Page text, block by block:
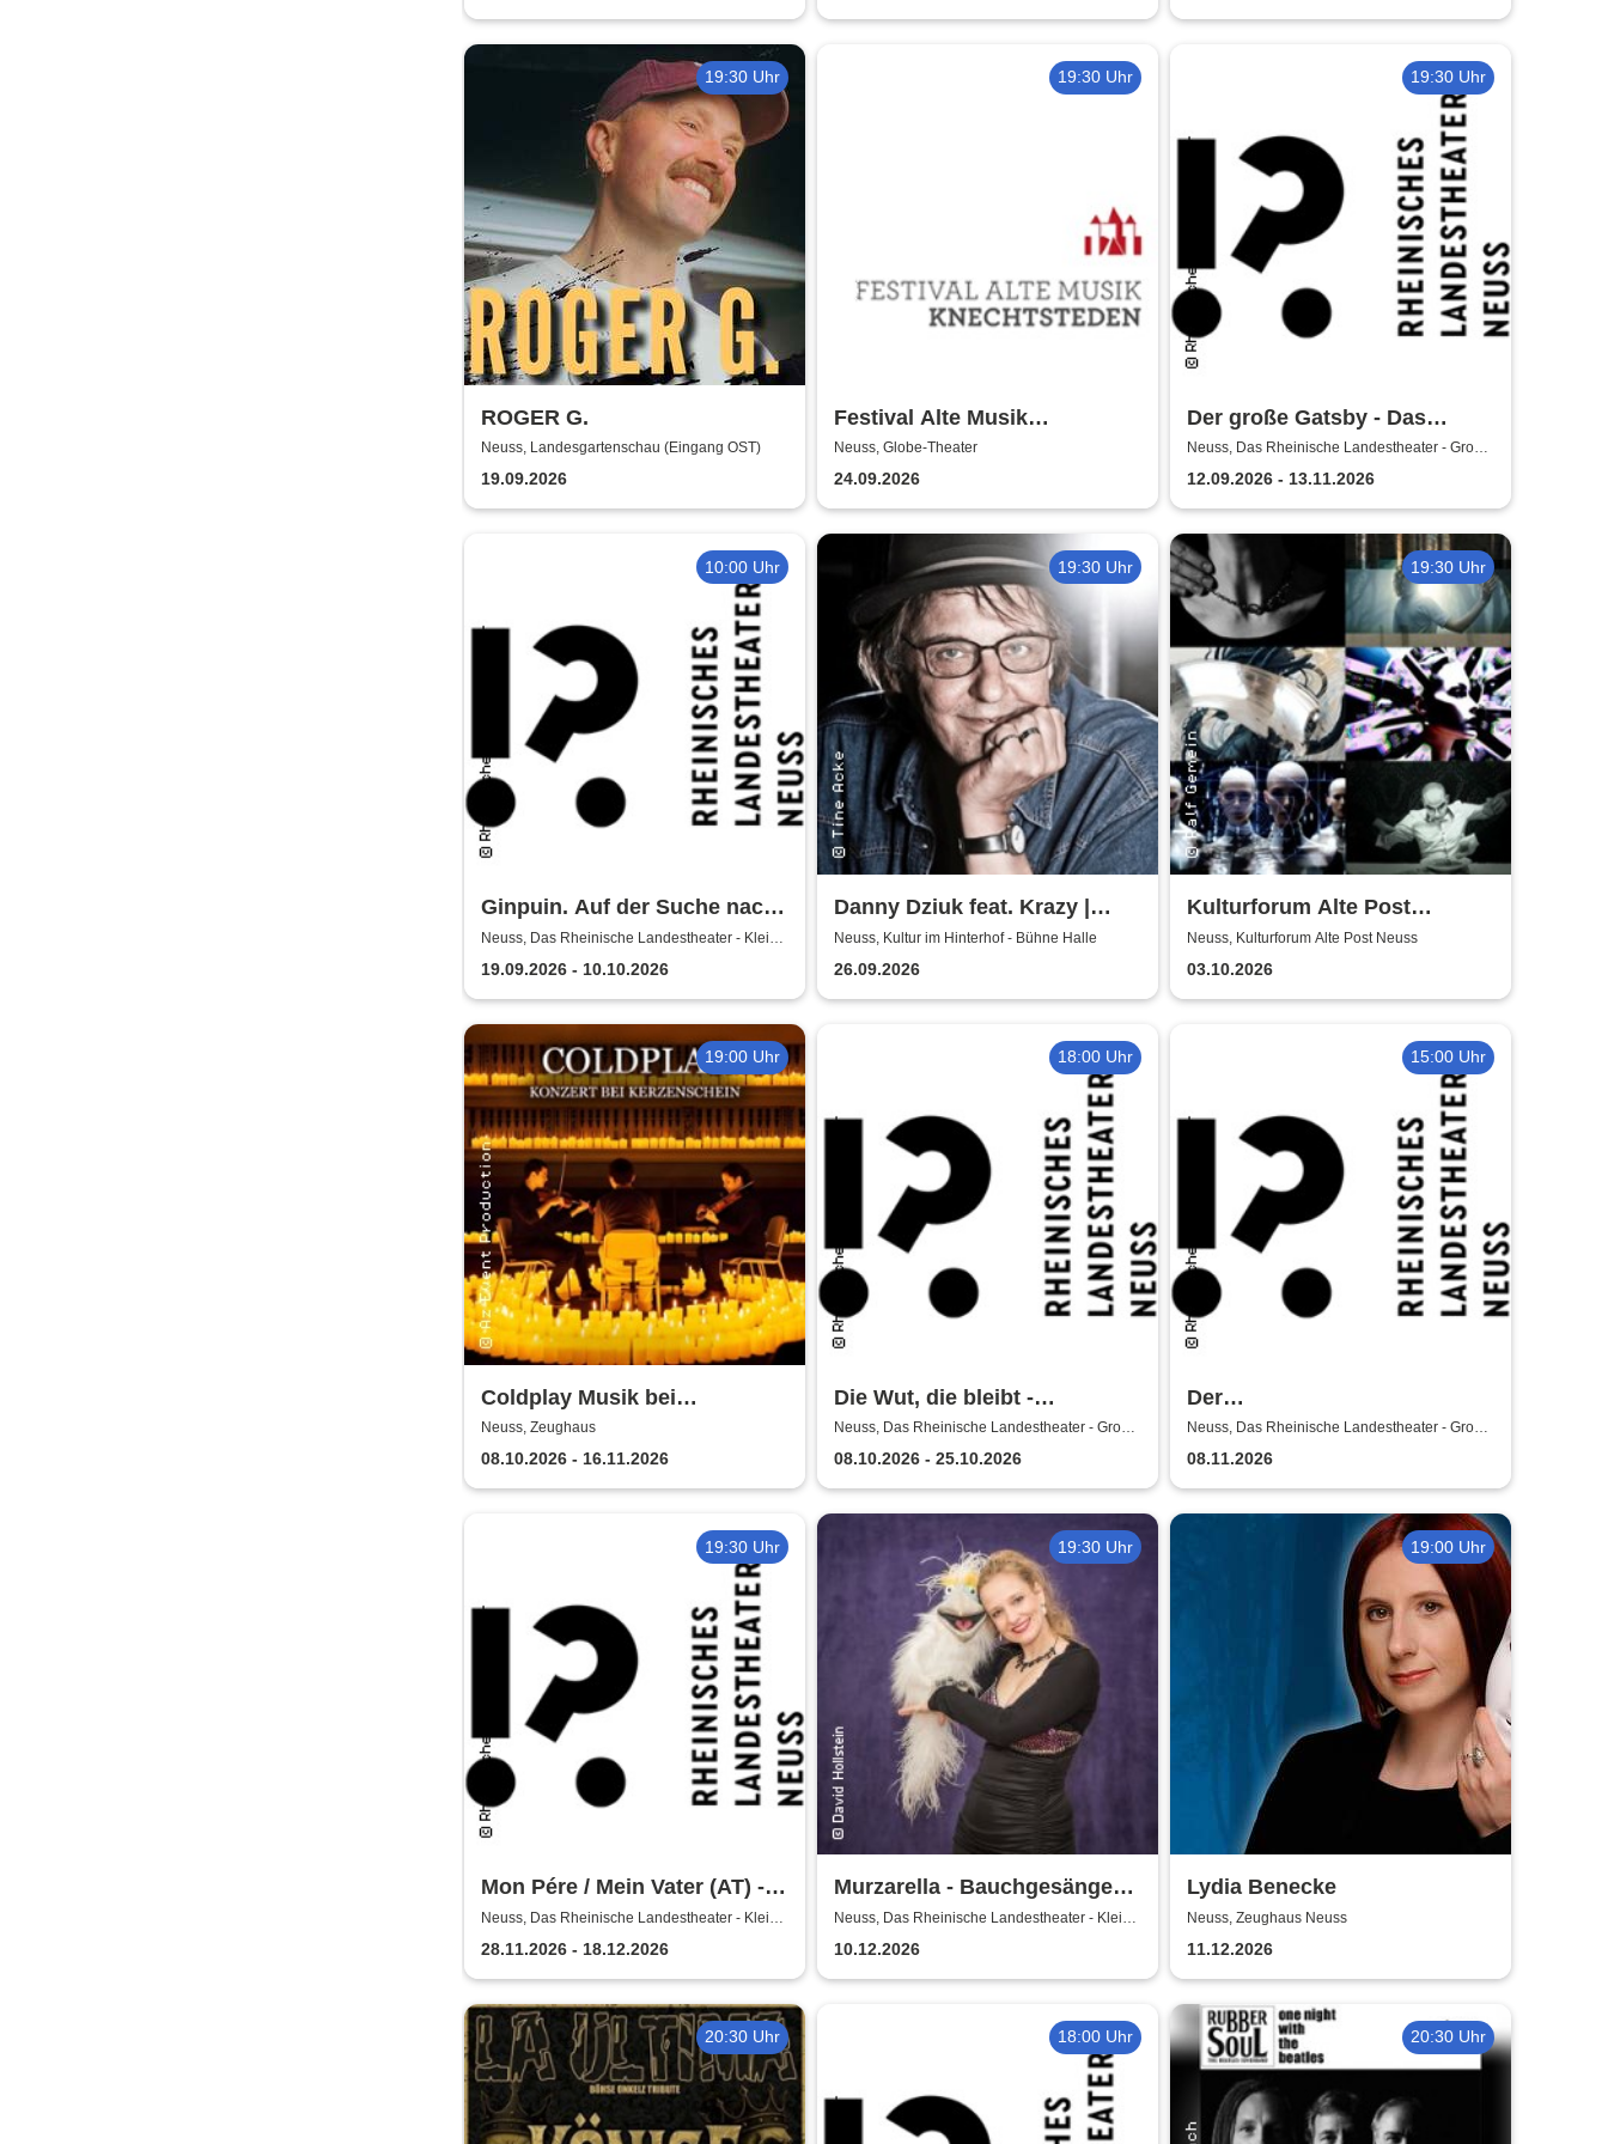
19:30 Uhr
ROGER G.
Neuss, Landesgartenschau (Eingang OST)
19.09.2026
19:30 Uhr
Festival Alte Musik
Knechtsteden
Neuss, Globe-Theater
24.09.2026
19:30 Uhr
Der große Gatsby - Das
Rheinische Landestheater
Neuss
Neuss, Das Rheinische Landestheater - Große
Bühne
12.09.2026 - 13.11.2026
10:00 Uhr
Ginpuin. Auf der Suche nach
dem großen Glück - Das
Rheinische Landestheater
Neuss
Neuss, Das Rheinische Landestheater - Kleine
19.09.2026 - 10.10.2026
19:30 Uhr
Danny Dziuk feat. Krazy |
Kultur im Hinterhof
Neuss, Kultur im Hinterhof - Bühne Halle
26.09.2026
19:30 Uhr
Kulturforum Alte Post
presents: Layers Respond
Neuss, Kulturforum Alte Post Neuss
03.10.2026
19:00 Uhr
Coldplay Musik bei
Kerzenschein
Neuss, Zeughaus
08.10.2026 - 16.11.2026
18:00 Uhr
Die Wut, die bleibt -
Rheinische Landestheater
Neuss
Neuss, Das Rheinische Landestheater - Große
Bühne
08.10.2026 - 25.10.2026
15:00 Uhr
Der
satanarchäolügenialkohöllische
Wunschpunsch - Rheinisches
Landestheater Neuss
Neuss, Das Rheinische Landestheater - Große
Bühne
08.11.2026
19:30 Uhr
Mon Pére / Mein Vater (AT) -
Rheinisches Landestheater
Neuss
Neuss, Das Rheinische Landestheater - Kleine
28.11.2026 - 18.12.2026
19:30 Uhr
Murzarella - Bauchgesänge
und andere Ungereimtheiten
Neuss, Das Rheinische Landestheater - Kleine
10.12.2026
19:00 Uhr
Lydia Benecke
Neuss, Zeughaus Neuss
11.12.2026
20:30 Uhr 18:00 Uhr 20:30 Uhr